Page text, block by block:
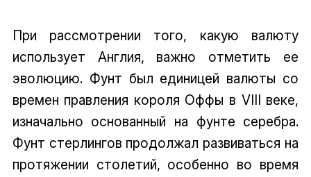
При рассмотрении того, какую валюту
использует Англия, важно отметить ее
эволюцию. Фунт был единицей валюты со
времен правления короля Оффы в VIII веке,
изначально основанный на фунте серебра.
Фунт стерлингов продолжал развиваться на
протяжении столетий, особенно во время